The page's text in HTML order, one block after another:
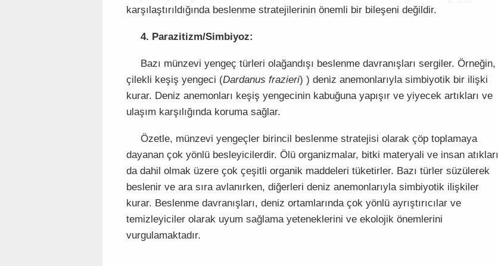
karşılaştırıldığında beslenme stratejilerinin önemli bir bileşeni değildir.
4. Parazitizm/Simbiyoz:
Bazı münzevi yengeç türleri olağandışı beslenme davranışları sergiler. Örneğin,
çilekli keşiş yengeci (Dardanus frazieri) ) deniz anemonlarıyla simbiyotik bir ilişki
kurar. Deniz anemonları keşiş yengecinin kabuğuna yapışır ve yiyecek artıkları ve
ulaşım karşılığında koruma sağlar.
Özetle, münzevi yengeçler birincil beslenme stratejisi olarak çöp toplamaya
dayanan çok yönlü besleyicilerdir. Ölü organizmalar, bitki materyali ve insan atıkları
da dahil olmak üzere çok çeşitli organik maddeleri tüketirler. Bazı türler süzülerek
beslenir ve ara sıra avlanırken, diğerleri deniz anemonlarıyla simbiyotik ilişkiler
kurar. Beslenme davranışları, deniz ortamlarında çok yönlü ayrıştırıcılar ve
temizleyiciler olarak uyum sağlama yeteneklerini ve ekolojik önemlerini
vurgulamaktadır.